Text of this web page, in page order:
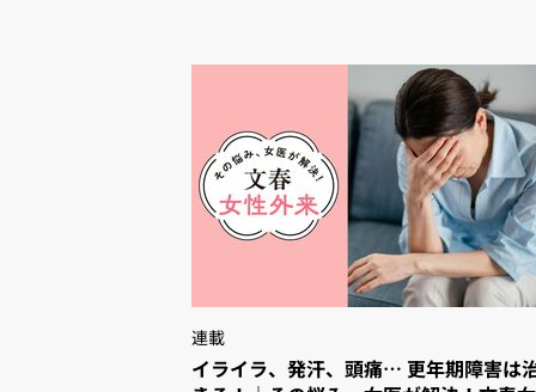
連載
イライラ、発汗、頭痛… 更年期障害は